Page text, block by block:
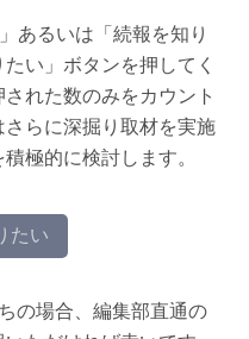
あるいは「続報を知り
い」ボタンを押してく
れた数のみをカウント
らに深掘り取材を実施
極的に検討します。
たい
の場合、編集部直通の